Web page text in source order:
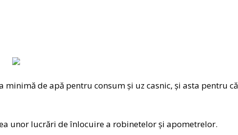
de apă pentru consum și uz casnic, și asta pentru că
unor lucrări de înlocuire a robinetelor şi apometrelor.